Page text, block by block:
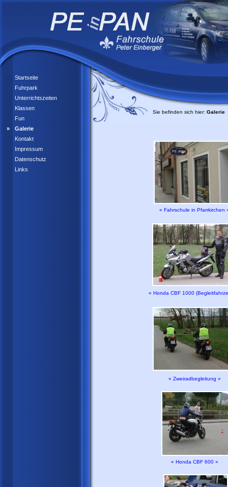
Startseite
Fuhrpark
Unterrichtszeiten
Klassen
Fun
Galerie
Kontakt
Impressum
Datenschutz
Links
Sie befinden sich hier: Galerie
« Fahrschule in Pfarrkirchen
« Honda CBF 1000
« Zweiradbegleitung »
« Honda CBF 600 »